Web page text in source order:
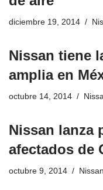
diciembre 19, 2014
Nissan tiene
amplia en
octubre 14, 2014
Nissan lanza
afectados de
octubre 9, 2014 Nissan